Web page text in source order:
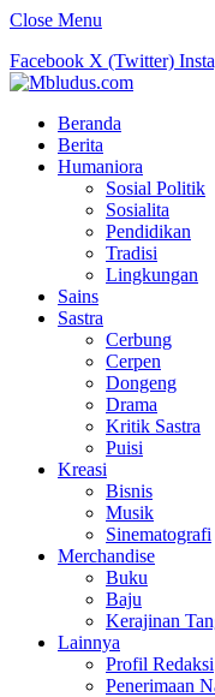
Close Menu
Facebook X (Twitter)
Beranda
Berita
Humaniora
Sosial Politik
Sosialita
Pendidikan
Tradisi
Lingkungan
Sains
Sastra
Cerbung
Cerpen
Dongeng
Drama
Kritik Sastra
Puisi
Kreasi
Bisnis
Musik
Sinematografi
Merchandise
Buku
Baju
Kerajinan
Lainnya
Profil Redaksi
Penerimaan